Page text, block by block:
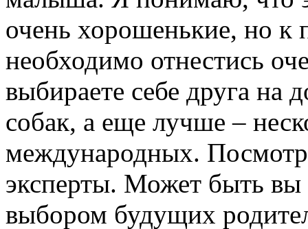
очень хорошенькие, но к
необходимо отнестись
выбираете себе друга на
собак, а еще лучше –
международных.
эксперты. Может быть вы
выбором будущих